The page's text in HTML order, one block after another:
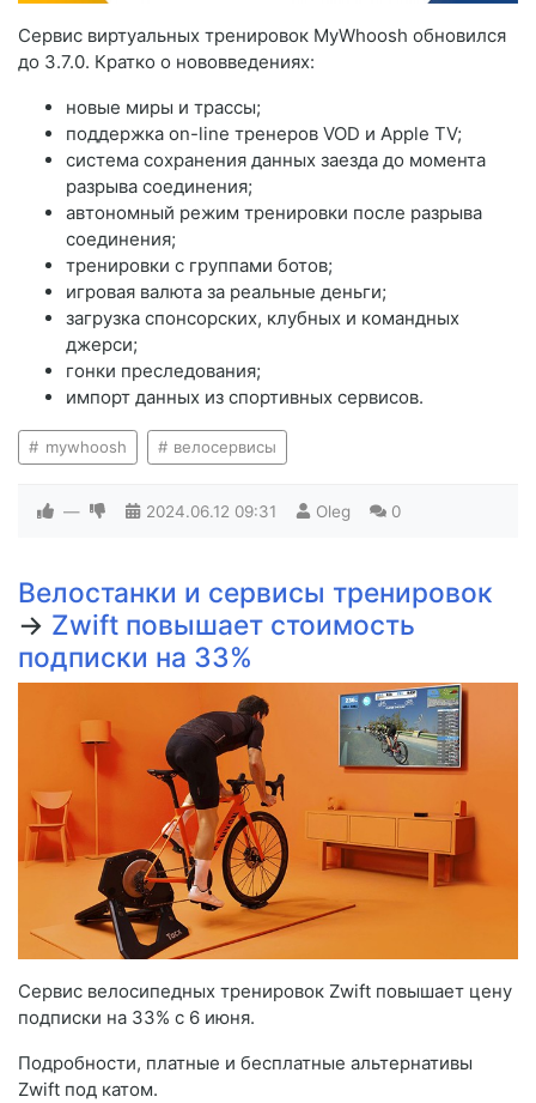
Сервис виртуальных тренировок MyWhoosh обновился
до 3.7.0. Кратко о нововведениях:
новые миры и трассы;
поддержка on-line тренеров VOD и Apple TV;
система сохранения данных заезда до момента
разрыва соединения;
автономный режим тренировки после разрыва
соединения;
тренировки с группами ботов;
игровая валюта за реальные деньги;
загрузка спонсорских, клубных и командных
джерси;
гонки преследования;
импорт данных из спортивных сервисов.
mywhoosh велосервисы
— 2024.06.12 09:31 Oleg 0
Велостанки и сервисы тренировок
→ Zwift повышает стоимость
подписки на 33%
Сервис велосипедных тренировок Zwift повышает цену
подписки на 33% с 6 июня.
Подробности, платные и бесплатные альтернативы
Zwift под катом.